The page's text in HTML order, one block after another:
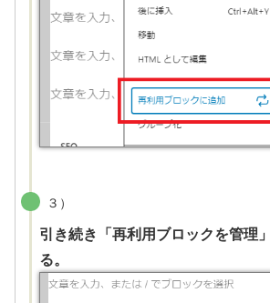
３）
引き続き「再利用ブロックを管理
る。